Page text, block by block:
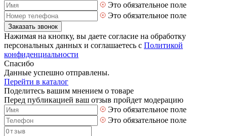
Это обязательное поле
Это обязательное поле
Заказать звонок
Нажимая на кнопку, вы даете согласие на обработку
персональных данных и соглашаетесь с Политикой
конфиденциальности
Спасибо
Данные успешно отправлены.
Перейти в каталог
Поделитесь вашим мнением о товаре
Перед публикацией ваш отзыв пройдет модерацию
Это обязательное поле
Это обязательное поле